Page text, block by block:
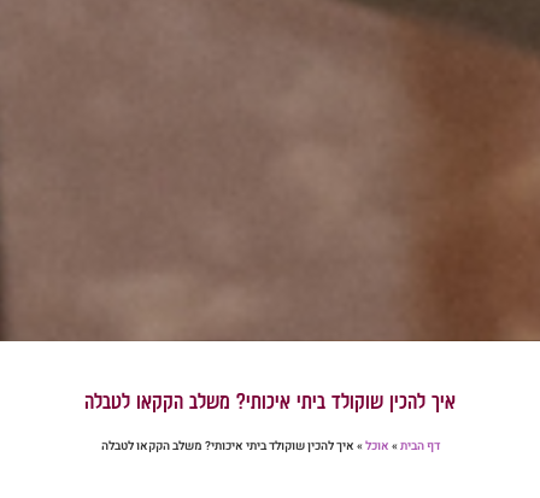
איך להכין שוקולד ביתי איכותי? משלב הקקאו לטבלה
דף הבית»אוכל»איך להכין שוקולד ביתי איכותי? משלב הקקאו לטבלה